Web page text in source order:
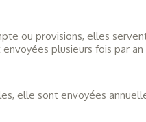
ou provisions, elles
plusieurs fois par
elle sont envoyées